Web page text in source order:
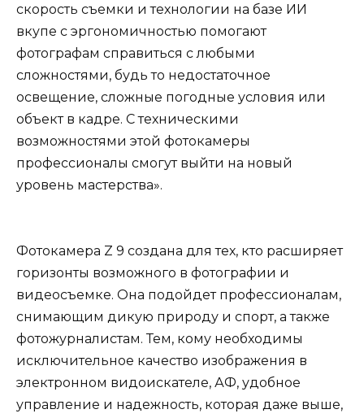
скорость съемки и технологии на базе ИИ
вкупе с эргономичностью помогают
фотографам справиться с любыми
сложностями, будь то недостаточное
освещение, сложные погодные условия или
объект в кадре. С техническими
возможностями этой фотокамеры
профессионалы смогут выйти на новый
уровень мастерства».
Фотокамера Z 9 создана для тех, кто расширяет
горизонты возможного в фотографии и
видеосъемке. Она подойдет профессионалам,
снимающим дикую природу и спорт, а также
фотожурналистам. Тем, кому необходимы
исключительное качество изображения в
электронном видоискателе, АФ, удобное
управление и надежность, которая даже выше,